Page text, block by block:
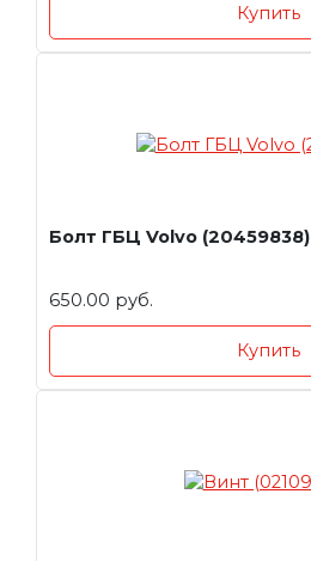
Купить
Болт ГБЦ Volvo (20459838)
650.00 руб.
Купить